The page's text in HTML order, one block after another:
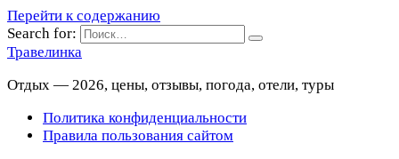
Перейти к содержанию
Search for:
Травелинка
Отдых — 2026, цены, отзывы, погода, отели, туры
Политика конфиденциальности
Правила пользования сайтом